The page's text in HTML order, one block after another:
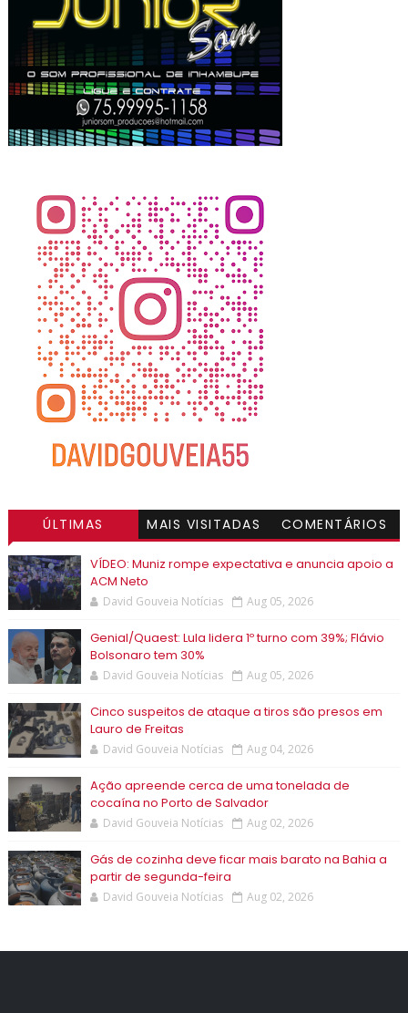
ÚLTIMAS MAIS VISITADAS COMENTÁRIOS
VÍDEO: Muniz rompe expectativa e anuncia apoio a
ACM Neto
David Gouveia Notícias Aug 05, 2026
Genial/Quaest: Lula lidera 1º turno com 39%; Flávio
Bolsonaro tem 30%
David Gouveia Notícias Aug 05, 2026
Cinco suspeitos de ataque a tiros são presos em
Lauro de Freitas
David Gouveia Notícias Aug 04, 2026
Ação apreende cerca de uma tonelada de
cocaína no Porto de Salvador
David Gouveia Notícias Aug 02, 2026
Gás de cozinha deve ficar mais barato na Bahia a
partir de segunda-feira
David Gouveia Notícias Aug 02, 2026